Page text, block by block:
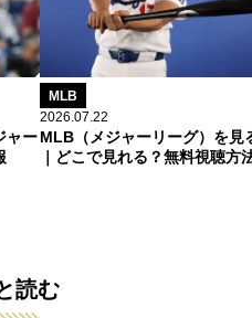
ャー
MLB
2026.07.22
MLB（メジャーリーグ）を見
｜どこで見れる？無料視聴方
読む